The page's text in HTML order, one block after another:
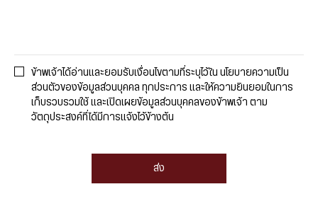
ข้าพเจ้าได้อ่านและยอมรับเงื่อนไขตามที่ระบุไว้ใน นโยบายความเป็น
ส่วนตัวของข้อมูลส่วนบุคคล ทุกประการ และให้ความยินยอมในการ
เก็บรวบรวมใช้ และเปิดเผยข้อมูลส่วนบุคคลของข้าพเจ้า ตาม
วัตถุประสงค์ที่ได้มีการแจ้งไว้ข้างต้น
ส่ง